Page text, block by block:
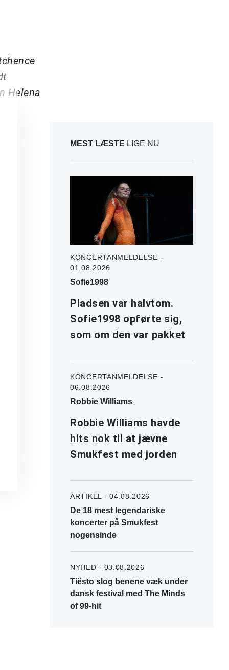
Helena
MEST LÆSTE LIGE NU
KONCERTANMELDELSE -
01.08.2026
Sofie1998
Pladsen var halvtom.
Sofie1998 opførte sig,
som om den var pakket
KONCERTANMELDELSE -
06.08.2026
Robbie Williams
Robbie Williams havde
hits nok til at jævne
Smukfest med jorden
ARTIKEL - 04.08.2026
De 18 mest legendariske
koncerter på Smukfest
nogensinde
NYHED - 03.08.2026
Tiësto slog benene væk under
dansk festival med The Minds
of 99-hit